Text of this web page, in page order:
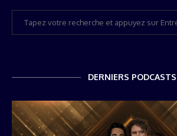
DERNIERS PODCASTS